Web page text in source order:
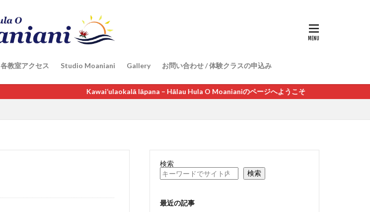
各教室アクセス Studio Moaniani Gallery お問い合わせ / 体験クラスの申込み
Kawai‘ulaokalā Iāpana – Hālau Hula O Moanianiのページへようこそ
検索
検索
最近の記事